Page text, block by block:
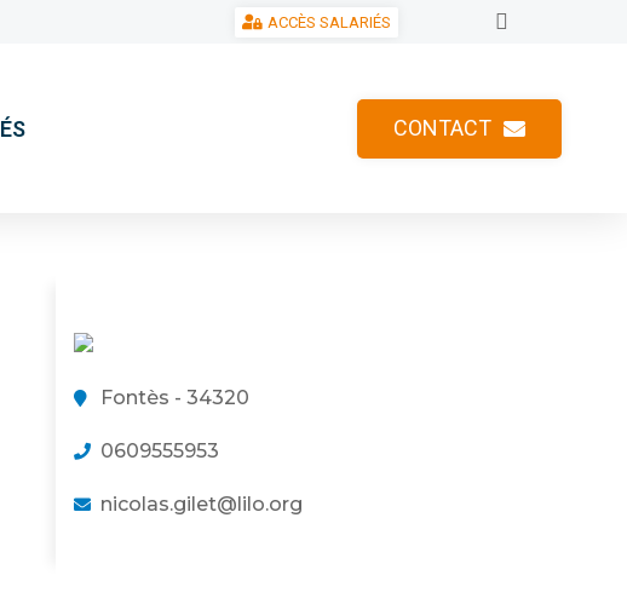
ACCÈS SALARIÉS
CONTACT
Fontès - 34320
0609555953
nicolas.gilet@lilo.org